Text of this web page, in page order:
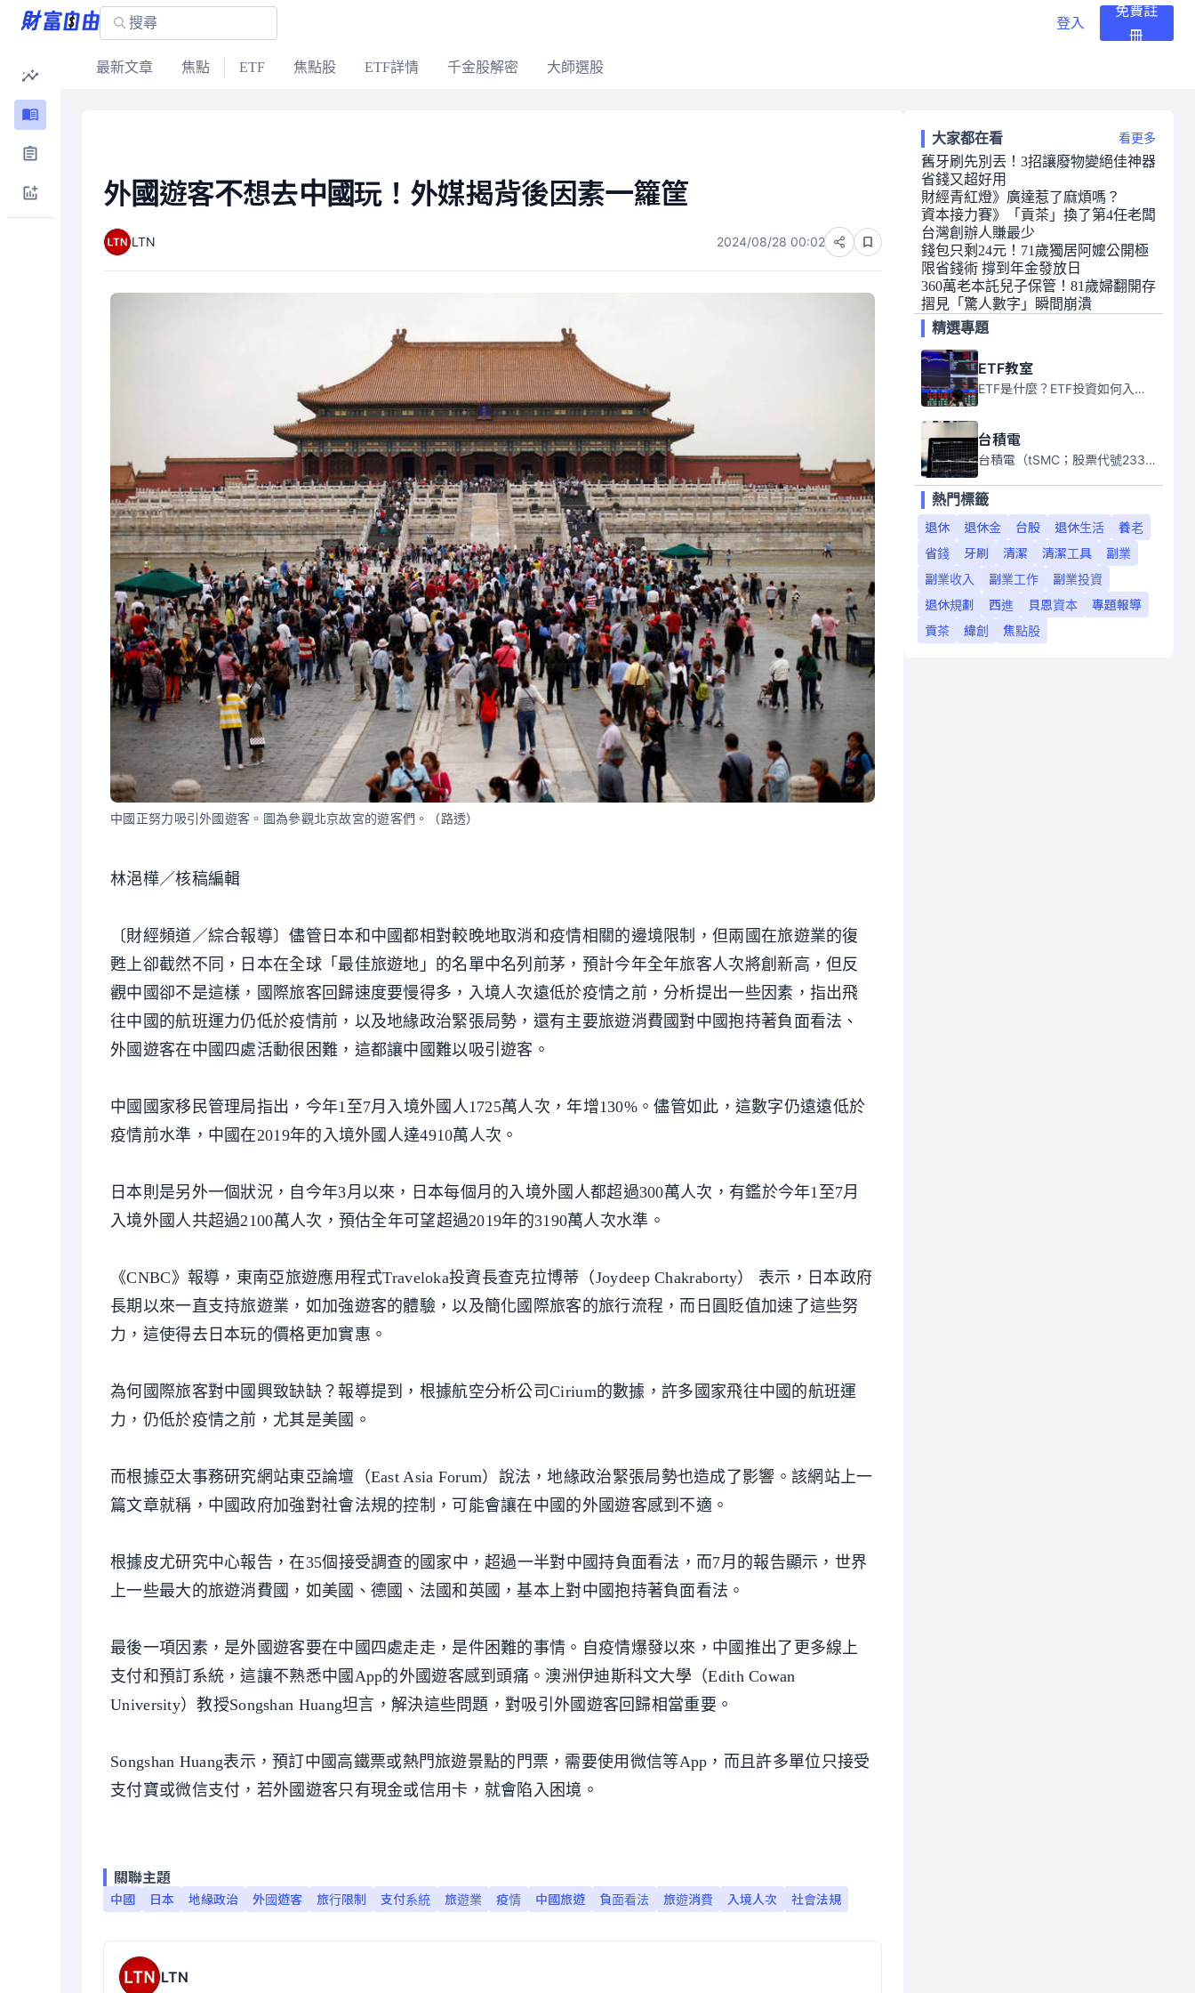
登入
免費註
冊
最新文章 焦點 ETF 焦點股 ETF詳情 千金股解密 大師選股
外國遊客不想去中國玩！外媒揭背後因素一籮筐
LTN 2024/08/28 00:02
中國正努力吸引外國遊客。圖為參觀北京故宮的遊客們。（路透）
林浥樺／核稿編輯
〔財經頻道／綜合報導〕儘管日本和中國都相對較晚地取消和疫情相關的邊境限制，但兩國在旅遊業的復
甦上卻截然不同，日本在全球「最佳旅遊地」的名單中名列前茅，預計今年全年旅客人次將創新高，但反
觀中國卻不是這樣，國際旅客回歸速度要慢得多，入境人次遠低於疫情之前，分析提出一些因素，指出飛
往中國的航班運力仍低於疫情前，以及地緣政治緊張局勢，還有主要旅遊消費國對中國抱持著負面看法、
外國遊客在中國四處活動很困難，這都讓中國難以吸引遊客。
中國國家移民管理局指出，今年1至7月入境外國人1725萬人次，年增130%。儘管如此，這數字仍遠遠低於
疫情前水準，中國在2019年的入境外國人達4910萬人次。
日本則是另外一個狀況，自今年3月以來，日本每個月的入境外國人都超過300萬人次，有鑑於今年1至7月
入境外國人共超過2100萬人次，預估全年可望超過2019年的3190萬人次水準。
《CNBC》報導，東南亞旅遊應用程式Traveloka投資長查克拉博蒂（Joydeep Chakraborty） 表示，日本政府
長期以來一直支持旅遊業，如加強遊客的體驗，以及簡化國際旅客的旅行流程，而日圓貶值加速了這些努
力，這使得去日本玩的價格更加實惠。
為何國際旅客對中國興致缺缺？報導提到，根據航空分析公司Cirium的數據，許多國家飛往中國的航班運
力，仍低於疫情之前，尤其是美國。
而根據亞太事務研究網站東亞論壇（East Asia Forum）說法，地緣政治緊張局勢也造成了影響。該網站上一
篇文章就稱，中國政府加強對社會法規的控制，可能會讓在中國的外國遊客感到不適。
根據皮尤研究中心報告，在35個接受調查的國家中，超過一半對中國持負面看法，而7月的報告顯示，世界
上一些最大的旅遊消費國，如美國、德國、法國和英國，基本上對中國抱持著負面看法。
最後一項因素，是外國遊客要在中國四處走走，是件困難的事情。自疫情爆發以來，中國推出了更多線上
支付和預訂系統，這讓不熟悉中國App的外國遊客感到頭痛。澳洲伊迪斯科文大學（Edith Cowan
University）教授Songshan Huang坦言，解決這些問題，對吸引外國遊客回歸相當重要。
Songshan Huang表示，預訂中國高鐵票或熱門旅遊景點的門票，需要使用微信等App，而且許多單位只接受
支付寶或微信支付，若外國遊客只有現金或信用卡，就會陷入困境。
關聯主題
中國 日本 地緣政治 外國遊客 旅行限制 支付系統 旅遊業 疫情 中國旅遊 負面看法 旅遊消費 入境人次 社會法規
LTN
大家都在看 看更多
舊牙刷先別丟！3招讓廢物變絕佳神器
省錢又超好用
財經青紅燈》廣達惹了麻煩嗎？
資本接力賽》「貢茶」換了第4任老闆
台灣創辦人賺最少
錢包只剩24元！71歲獨居阿嬤公開極
限省錢術 撐到年金發放日
360萬老本託兒子保管！81歲婦翻開存
摺見「驚人數字」瞬間崩潰
精選專題
ETF教室
ETF是什麼？ETF投資如何入門？本系列專題文章將會告訴你新手必須知道的ETF基礎知識。
台積電
台積電（tSMC；股票代號2330）是全球領先的半導體代工公司，成立於1987年，總部位於台灣新竹。且已於美國、日本、德國及中國設廠，台積電是全球首家專業積體電路製造服務公司，也是全球最先進和最大規模的半導體代工廠。
熱門標籤
退休
退休金 台股 退休生活
養老
省錢
牙刷 清潔 清潔工具
副業
副業收入
副業工作
副業投資
退休規劃
西進 貝恩資本
專題報導
貢茶
緯創 焦點股